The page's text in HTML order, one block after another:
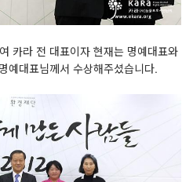
카라 전 대표이자 현재는 명예대표와
예대표님께서 수상해주셨습니다.